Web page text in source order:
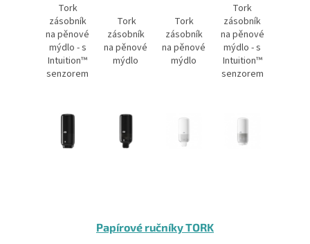
Tork
zásobník
na pěnové
mýdlo - s
Intuition™
senzorem
Tork
zásobník
na pěnové
mýdlo
Tork
zásobník
na pěnové
mýdlo
Tork
zásobník
na pěnové
mýdlo - s
Intuition™
senzorem
Papírové ručníky TORK